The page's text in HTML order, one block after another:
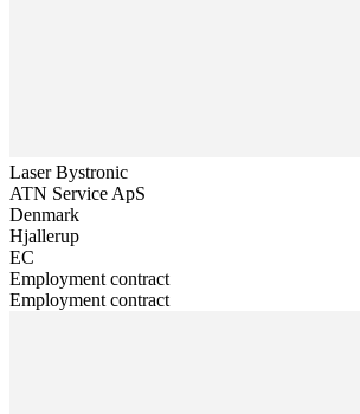
Laser Bystronic
ATN Service ApS
Denmark
Hjallerup
EC
Employment contract
Employment contract